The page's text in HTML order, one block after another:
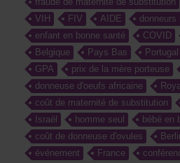
VIH
FIV AIDE donneurs
enfant en bonne santé
COVID
Belgique
Pays Bas Portugal
GPA
prix de la mère porteuse
donneuse d'oeufs africaine
coût de maternité de substitution
Israël
homme seul
bébé en
coût de donneuse d'ovules
événement
France